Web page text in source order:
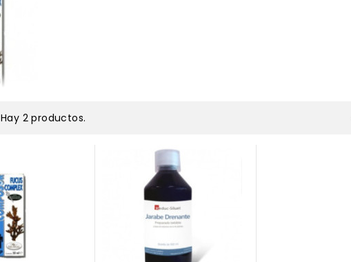
Hay 2 productos.